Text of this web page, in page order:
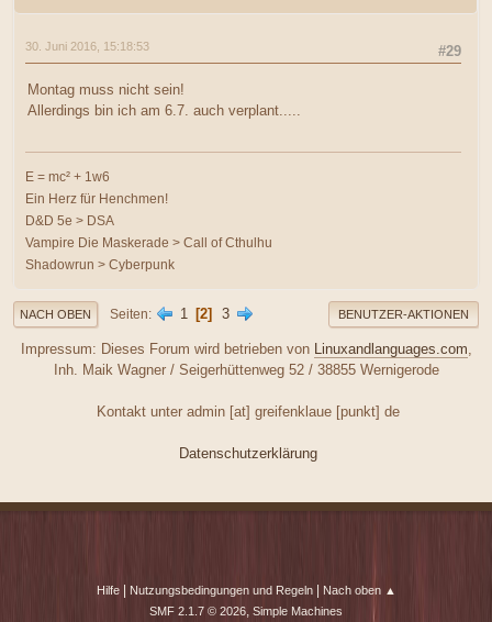
#29
30. Juni 2016, 15:18:53
Montag muss nicht sein!
Allerdings bin ich am 6.7. auch verplant.....
E = mc² + 1w6
Ein Herz für Henchmen!
D&D 5e > DSA
Vampire Die Maskerade > Call of Cthulhu
Shadowrun > Cyberpunk
NACH OBEN Seiten 1 2 3 BENUTZER-AKTIONEN
Impressum: Dieses Forum wird betrieben von Linuxandlanguages.com,
Inh. Maik Wagner / Seigerhüttenweg 52 / 38855 Wernigerode
Kontakt unter admin [at] greifenklaue [punkt] de
Datenschutzerklärung
Hilfe| Nutzungsbedingungen und Regeln|
Nach oben ▲
SMF 2.1.7 © 2026, Simple Machines